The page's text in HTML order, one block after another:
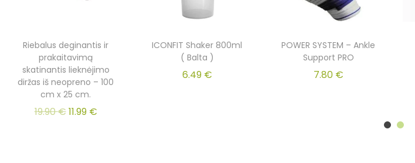
Riebalus deginantis ir
prakaitavimą
skatinantis lieknėjimo
diržas iš neopreno – 100
cm x 25 cm.
19.90€11.99 €
ICONFIT Shaker 800ml
( Balta )
6.49 €
POWER SYSTEM – Ankle
Support PRO
7.80 €